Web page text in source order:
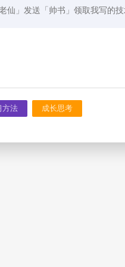
仙」发送「帅书」领取我写的
方法 成长思考